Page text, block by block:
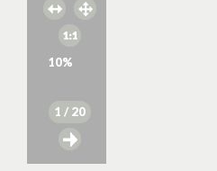
10%
1 / 20